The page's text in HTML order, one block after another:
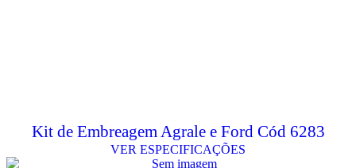
Kit de Embreagem Agrale e Ford Cód 6283
VER ESPECIFICAÇÕES